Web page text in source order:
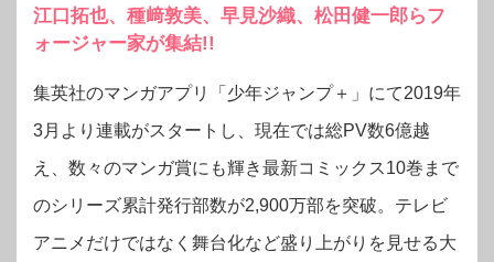
江口拓也、種﨑敦美、早見沙織、松田健一郎らフ
ォージャー家が集結!!
集英社のマンガアプリ「少年ジャンプ＋」にて2019年
3月より連載がスタートし、現在では総PV数6億越
え、数々のマンガ賞にも輝き最新コミックス10巻まで
のシリーズ累計発行部数が2,900万部を突破。テレビ
アニメだけではなく舞台化など盛り上がりを見せる大